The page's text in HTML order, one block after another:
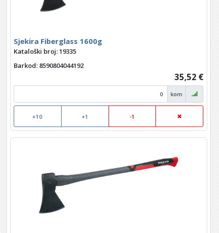
Sjekira Fiberglass 1600g
Kataloški broj: 19335
Barkod: 8590804044192
35,52 €
kom
+10 +1 -1